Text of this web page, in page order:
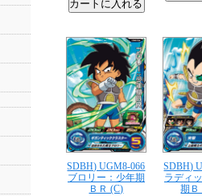
SDBH) UGM8-066
ブロリー：少年期
ＢＲ (C)
SDBH)
ラディ
期Ｂ